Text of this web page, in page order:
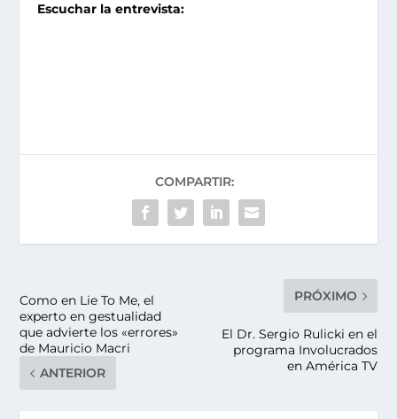
Escuchar la entrevista:
COMPARTIR:
Como en Lie To Me, el
experto en gestualidad
que advierte los «errores»
de Mauricio Macri
ANTERIOR
PRÓXIMO
El Dr. Sergio Rulicki en el
programa Involucrados
en América TV